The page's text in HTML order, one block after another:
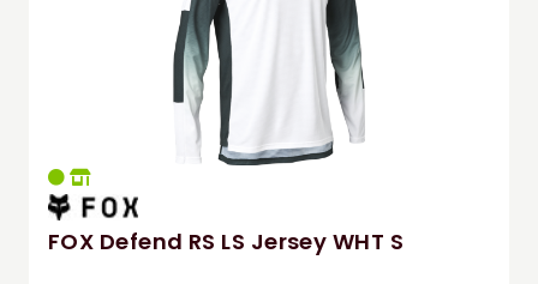
FOX Defend RS LS Jersey WHT S